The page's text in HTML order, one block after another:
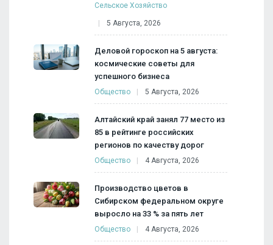
Сельское Хозяйство
5 Августа, 2026
Деловой гороскоп на 5 августа:
космические советы для
успешного бизнеса
Общество 5 Августа, 2026
Алтайский край занял 77 место из
85 в рейтинге российских
регионов по качеству дорог
Общество 4 Августа, 2026
Производство цветов в
Сибирском федеральном округе
выросло на 33 % за пять лет
Общество 4 Августа, 2026